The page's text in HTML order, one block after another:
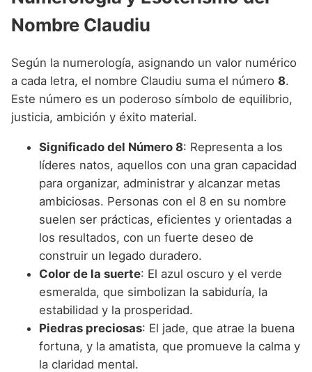
Nombre Claudiu
Según la numerología, asignando un valor numérico
a cada letra, el nombre Claudiu suma el número 8.
Este número es un poderoso símbolo de equilibrio,
justicia, ambición y éxito material.
Significado del Número 8: Representa a los
líderes natos, aquellos con una gran capacidad
para organizar, administrar y alcanzar metas
ambiciosas. Personas con el 8 en su nombre
suelen ser prácticas, eficientes y orientadas a
los resultados, con un fuerte deseo de
construir un legado duradero.
Color de la suerte: El azul oscuro y el verde
esmeralda, que simbolizan la sabiduría, la
estabilidad y la prosperidad.
Piedras preciosas: El jade, que atrae la buena
fortuna, y la amatista, que promueve la calma y
la claridad mental.